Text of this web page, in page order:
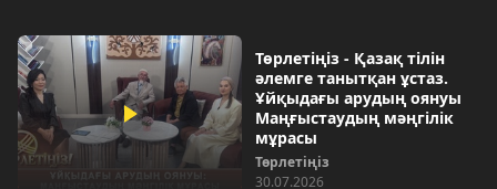
Төрлетіңіз - Қазақ тілін
әлемге танытқан ұстаз.
Ұйқыдағы арудың оянуы
Маңғыстаудың мәңгілік
мұрасы
Төрлетіңіз
30.07.2026